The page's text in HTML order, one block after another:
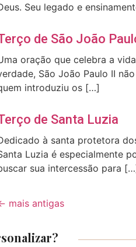
Seu legado e
de São João
oração que celebra a
São João Paulo II
introduziu os […]
de Santa Luzia
à santa protetora
Luzia é especialmente
sua intercessão para
mais antigas